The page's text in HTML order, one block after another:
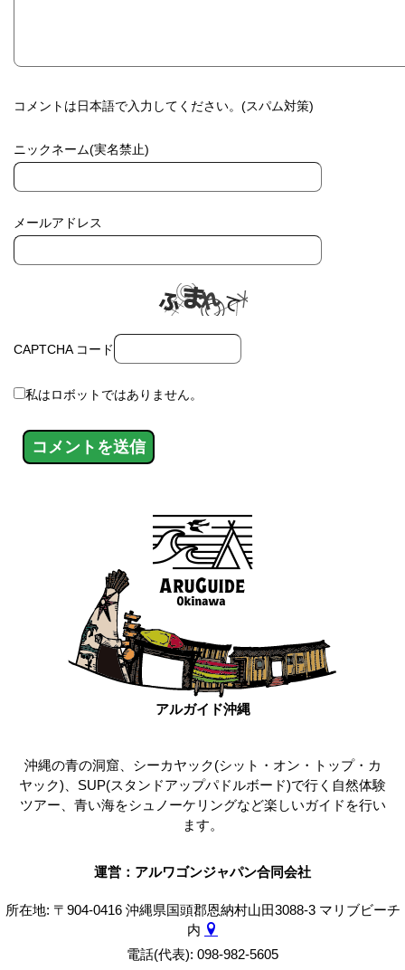
コメントは日本語で入力してください。(スパム対策)
ニックネーム(実名禁止)
メールアドレス
CAPTCHA コード
私はロボットではありません。
アルガイド沖縄
沖縄の青の洞窟、シーカヤック(シット・オン・トップ・カ
ヤック)、SUP(スタンドアップパドルボード)で行く自然体験
ツアー、青い海をシュノーケリングなど楽しいガイドを行い
ます。
運営：アルワゴンジャパン合同会社
所在地: 〒904-0416 沖縄県国頭郡恩納村山田3088-3 マリブビーチ
内
電話(代表): 098-982-5605